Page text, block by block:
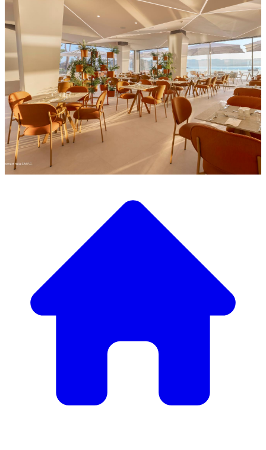
Entdecken Sie unsere große Auswahl an Designermöbeln
Unser Möbelkatalog
Von eleganten Tischen und Stühlen bis zu luxuriösen
Atmosphäre zu schaffen.